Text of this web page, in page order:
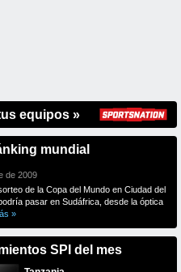
equipos »
mundial
de 2009
de la Copa del Mundo en Ciudad del
pasar en Sudáfrica, desde la óptica
»
SPI del mes